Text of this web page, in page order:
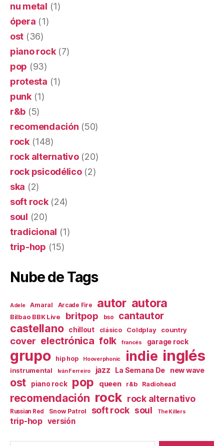
nu metal (1)
ópera (1)
ost (36)
piano rock(7)
pop (93)
protesta (1)
punk(1)
r&b (5)
recomendación (50)
rock(148)
rock alternativo(20)
rock psicodélico(2)
ska (2)
soft rock(24)
soul (20)
tradicional (1)
trip-hop (15)
Nube de Tags
Adele Amaral Arcade Fire autor autora
Bilbao BBK Live britpop bso cantautor
castellano chillout clásico Coldplay country
cover electrónica folk francés garage rock
grupo hip hop Hooverphonic indie inglés
instrumental Iván Ferreiro jazz La Semana De new wave
ost piano rock pop queen r&b Radiohead
recomendación rock rock alternativo
Russian Red Snow Patrol soft rock soul The Killers
trip-hop versión